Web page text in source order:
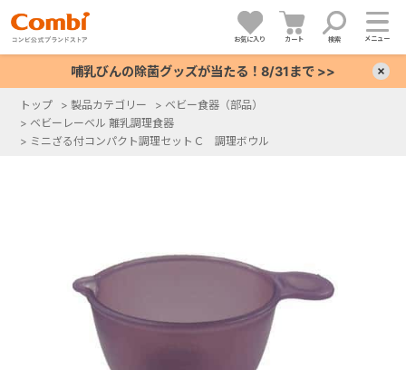
お気に入り カート 検索 メニュー
哺乳びんの除菌グッズが当たる！8/31まで >>
トップ > 製品カテゴリー > ベビー食器（部品）
> ベビーレーベル 離乳調理食器
> ミニざる付コンパクト調理セットＣ 調理ボウル